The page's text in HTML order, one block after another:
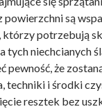
są
którzy potrzebują
tych niechcianych
pewność, że
techniki i środki
resztek bez